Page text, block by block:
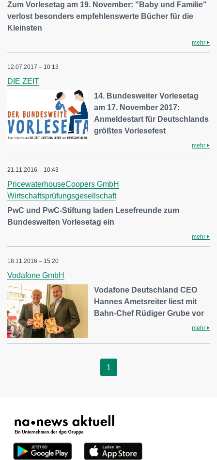
Zum Vorlesetag am 19. November: "Baby und Familie"
verlost besonders empfehlenswerte Bücher für die
Kleinsten
mehr
12.07.2017 – 10:13
DIE ZEIT
14. Bundesweiter Vorlesetag
am 17. November 2017:
Anmeldestart für Deutschlands
größtes Vorlesefest
mehr
21.11.2016 – 10:43
PricewaterhouseCoopers GmbH
Wirtschaftsprüfungsgesellschaft
PwC und PwC-Stiftung laden Lesefreunde zum
Bundesweiten Vorlesetag ein
mehr
18.11.2016 – 15:20
Vodafone GmbH
Vodafone Deutschland CEO
Hannes Ametsreiter liest mit
Bahn-Chef Rüdiger Grube vor
mehr
1